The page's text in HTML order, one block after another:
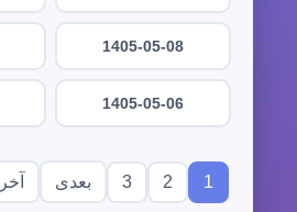
1405-05-08
1405-05-06
1
2
3 بعدی آخر